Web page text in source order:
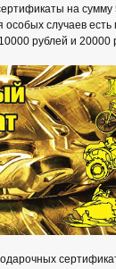
на сумму
случаев
рублей и 20000